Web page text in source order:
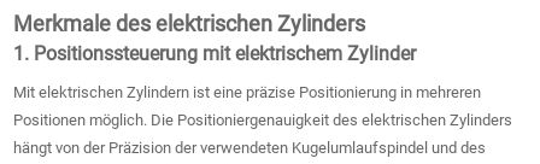
Merkmale des elektrischen Zylinders
1. Positionssteuerung mit elektrischem Zylinder
Mit elektrischen Zylindern ist eine präzise Positionierung in mehreren
Positionen möglich. Die Positioniergenauigkeit des elektrischen Zylinders
hängt von der Präzision der verwendeten Kugelumlaufspindel und des